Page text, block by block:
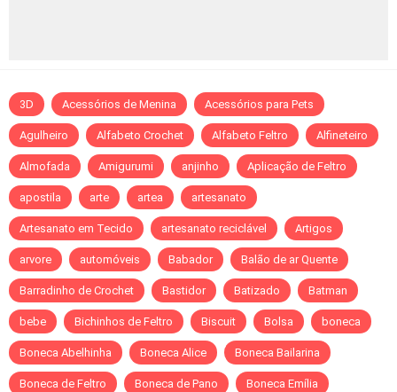
3D Acessórios de Menina Acessórios para Pets
Agulheiro Alfabeto Crochet Alfabeto Feltro Alfineteiro
Almofada Amigurumi anjinho Aplicação de Feltro
apostila arte artea artesanato
Artesanato em Tecido artesanato reciclável Artigos
arvore automóveis Babador Balão de ar Quente
Barradinho de Crochet Bastidor Batizado Batman
bebe Bichinhos de Feltro Biscuit Bolsa boneca
Boneca Abelhinha Boneca Alice Boneca Bailarina
Boneca de Feltro Boneca de Pano Boneca Emília